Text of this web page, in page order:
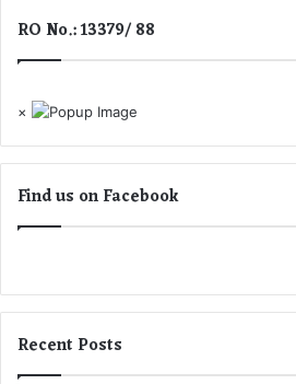
RO No.: 13379/ 88
×
Find us on Facebook
Recent Posts